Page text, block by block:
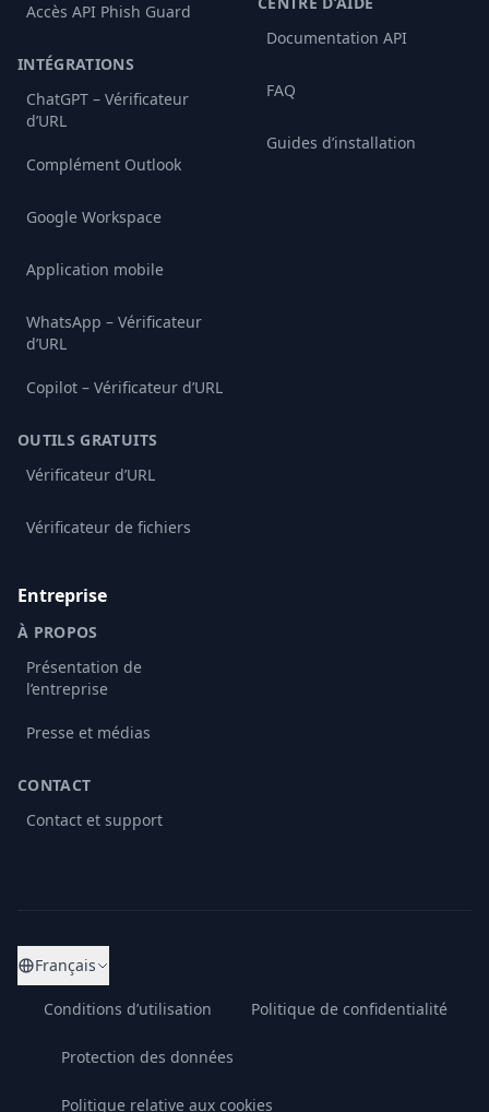
Accès API Phish Guard
INTÉGRATIONS
ChatGPT – Vérificateur
d’URL
Complément Outlook
Google Workspace
Application mobile
WhatsApp – Vérificateur
d’URL
Copilot – Vérificateur d’URL
OUTILS GRATUITS
Vérificateur d’URL
Vérificateur de fichiers
Documentation API
FAQ
Guides d’installation
Entreprise
À PROPOS
Présentation de
l’entreprise
Presse et médias
CONTACT
Contact et support
Français
Conditions d’utilisation Politique de confidentialité
Protection des données
Politique relative aux cookies